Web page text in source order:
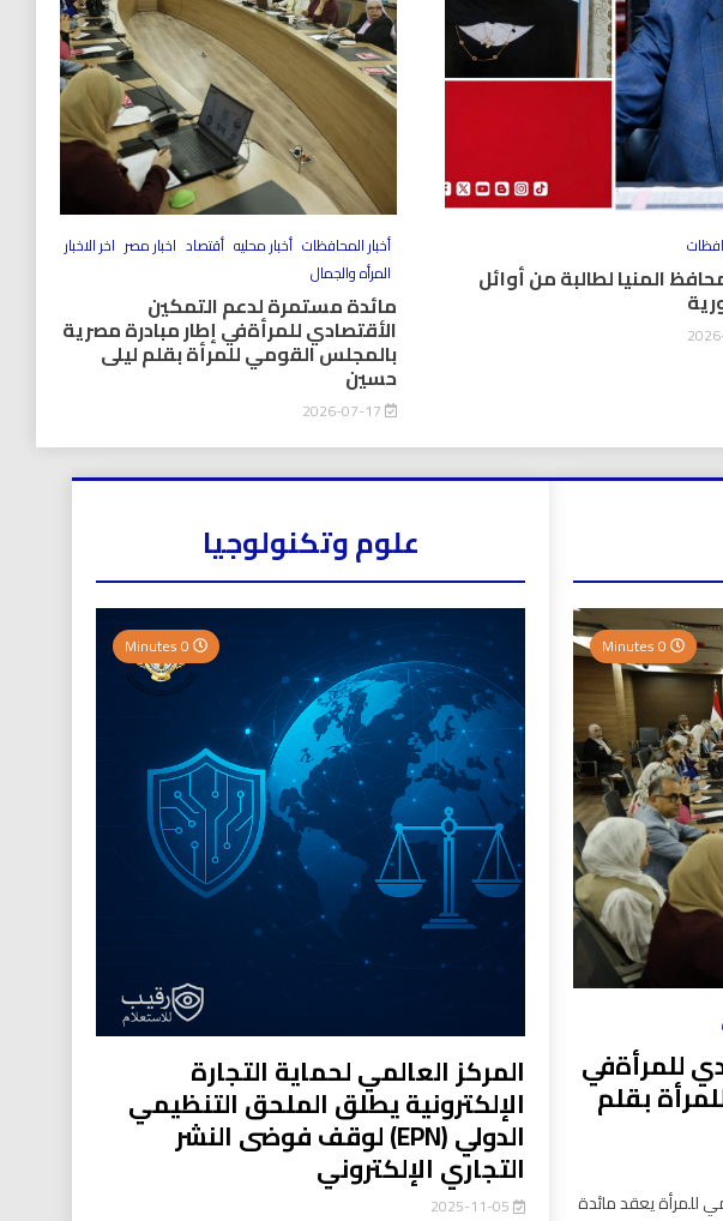
المنيا لطالبة من أوائل
أخبار المحافظات أخبار محليه أقتصاد اخبار مصر اخر الاخبار
المرأه والجمال
مائدة مستمرة لدعم التمكين
الأقتصادي للمرأةفي إطار مبادرة مصرية
بالمجلس القومي للمرأة بقلم ليلى
حسين
0 Minutes
للمرأةفي
بقلم
للمرأة يعقد مائدة
علوم وتكنولوجيا
0 Minutes
المركز العالمي لحماية التجارة
الإلكترونية يطلق الملحق التنظيمي
الدولي (EPN) لوقف فوضى النشر
التجاري الإلكتروني